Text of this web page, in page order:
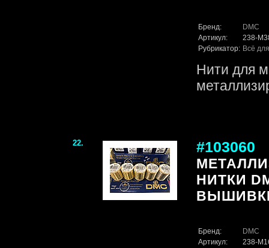
Бренд:
DMC
Артикул:
238-
Рубрикатор: Всё
Нити для
22. #103060
НИТКИ
Бренд:
DMC
Артикул:
238-